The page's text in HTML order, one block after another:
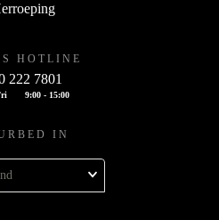
HOTLINE
222 7801
9:00 - 15:00
IN